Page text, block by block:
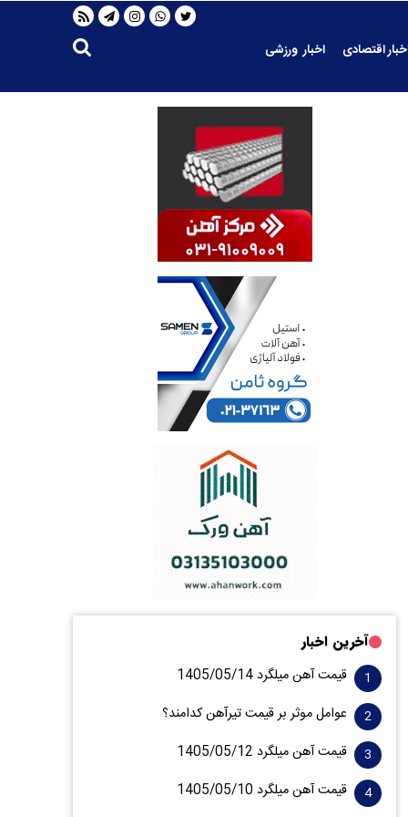
اقتصادی
اخبار ورزشی
آخرین اخبار
قیمت آهن میلگرد 1405/05/14
عوامل موثر بر قیمت تیرآهن کدامند؟
قیمت آهن میلگرد 1405/05/12
قیمت آهن میلگرد 1405/05/10